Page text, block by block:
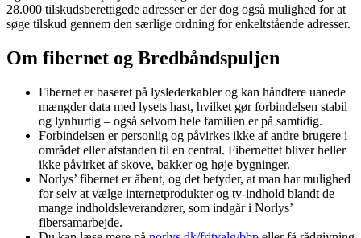
28.000 tilskudsberettigede adresser er der dog også mulighed for at
søge tilskud gennem den særlige ordning for enkeltstående adresser.
Om fibernet og Bredbåndspuljen
Fibernet er baseret på lyslederkabler og kan håndtere uanede
mængder data med lysets hast, hvilket gør forbindelsen stabil
og lynhurtig – også selvom hele familien er på samtidig.
Forbindelsen er personlig og påvirkes ikke af andre brugere i
området eller afstanden til en central. Fibernettet bliver heller
ikke påvirket af skove, bakker og høje bygninger.
Norlys’ fibernet er åbent, og det betyder, at man har mulighed
for selv at vælge internetprodukter og tv-indhold blandt de
mange indholdsleverandører, som indgår i Norlys’
fibersamarbejde.